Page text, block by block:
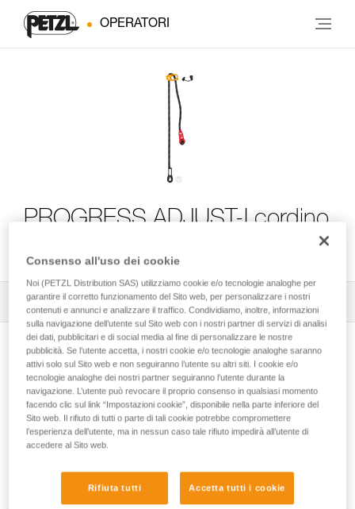
OPERATORI
PROGRESS ADJUST-I cordino
Tutti i consigli tecnici 1 Filtro
Scelta del moschettone per estremità di
cordino di tenuta o posizionamento sul
lavoro
Consenso all'uso dei cookie
Noi (PETZL Distribution SAS) utilizziamo cookie e/o tecnologie analoghe per
garantire il corretto funzionamento del Sito web, per personalizzare i nostri
contenuti e annunci e analizzare il traffico. Condividiamo, inoltre, informazioni
sulla navigazione dell’utente sul Sito web con i nostri partner di servizi di analisi
dei dati, pubblicitari e di social media al fine di personalizzare le nostre
pubblicità. Se l’utente accetta, i nostri cookie e/o tecnologie analoghe saranno
attivi solo sul Sito web e non seguiranno l’utente su altri siti. I cookie e/o
tecnologie analoghe dei nostri partner seguiranno l’utente durante la
navigazione. L’utente può revocare il proprio consenso in qualsiasi momento
facendo clic sul link “Impostazioni cookie”, disponibile nella parte inferiore del
Sito web. Il rifiuto di tutti o parte di tali cookie potrebbe compromettere
l’esperienza dell’utente, ma in nessun caso tale rifiuto impedirà all’utente di
accedere al Sito web.
Rifiuta tutti Accetta tutti i cookie